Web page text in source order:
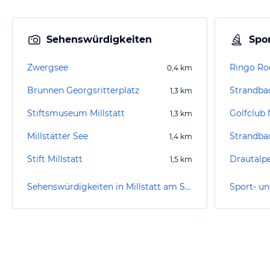
Sehenswürdigkeiten
Zwergsee 0,4 km
Brunnen Georgsritterplatz 1,3 km
Stiftsmuseum Millstatt 1,3 km
Millstätter See 1,4 km
Stift Millstatt 1,5 km
Sehenswürdigkeiten in Millstatt am See
Ringo
Golfclub